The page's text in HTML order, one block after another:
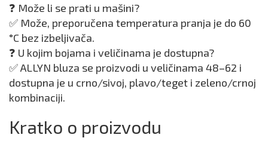
❓ Može li se prati u mašini?
✅ Može, preporučena temperatura pranja je do 60
°C bez izbeljivača.
❓ U kojim bojama i veličinama je dostupna?
✅ ALLYN bluza se proizvodi u veličinama 48–62 i
dostupna je u crno/sivoj, plavo/teget i zeleno/crnoj
kombinaciji.
Kratko o proizvodu